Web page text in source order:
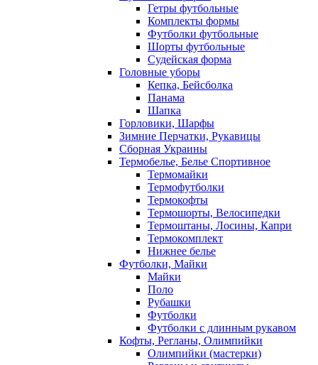
Гетры футбольные
Комплекты формы
Футболки футбольные
Шорты футбольные
Судейская форма
Головные уборы
Кепка, Бейсболка
Панама
Шапка
Горловики, Шарфы
Зимние Перчатки, Рукавицы
Сборная Украины
Термобелье, Белье Спортивное
Термомайки
Термофутболки
Термокофты
Термошорты, Велосипедки
Термоштаны, Лосины, Капри
Термокомплект
Нижнее белье
Футболки, Майки
Майки
Поло
Рубашки
Футболки
Футболки с длинным рукавом
Кофты, Регланы, Олимпийки
Олимпийки (мастерки)